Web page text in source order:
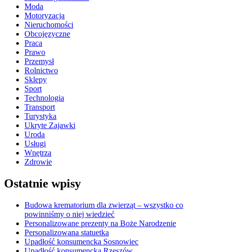
Moda
Motoryzacja
Nieruchomości
Obcojęzyczne
Praca
Prawo
Przemysł
Rolnictwo
Sklepy
Sport
Technologia
Transport
Turystyka
Ukryte Zajawki
Uroda
Usługi
Wnętrza
Zdrowie
Ostatnie wpisy
Budowa krematorium dla zwierząt – wszystko co
powinniśmy o niej wiedzieć
Personalizowane prezenty na Boże Narodzenie
Personalizowana statuetka
Upadłość konsumencka Sosnowiec